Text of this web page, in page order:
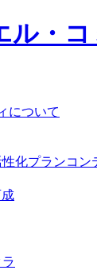
について
化プランコン